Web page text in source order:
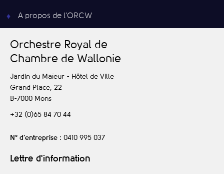
A propos de l’ORCW
Orchestre Royal de
Chambre de Wallonie
Jardin du Maïeur - Hôtel de Ville
Grand Place, 22
B-7000 Mons
+32 (0)65 84 70 44
N° d’entreprise : 0410 995 037
Lettre d'information